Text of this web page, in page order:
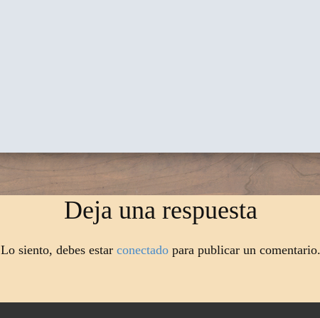
Deja una respuesta
Lo siento, debes estar conectado para publicar un comentario.